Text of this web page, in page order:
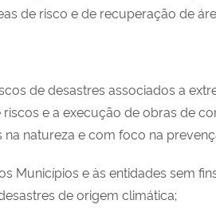
de risco e de recuperação de
de desastres associados a
e a execução de obras de
natureza e com foco na
Municípios e às entidades sem
de origem climática;